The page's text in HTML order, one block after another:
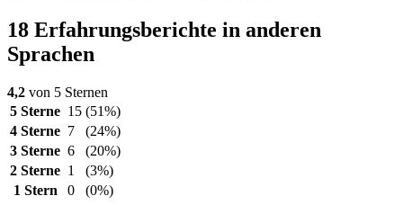
18 Erfahrungsberichte in anderen
Sprachen
4,2 von 5 Sternen
5 Sterne 15 (51%)
4 Sterne 7
(24%)
3 Sterne 6
(20%)
2 Sterne 1
(3%)
1 Stern
0 (0%)